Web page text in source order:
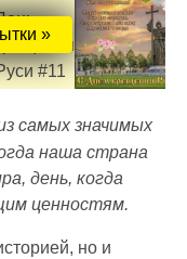
»
самых значимых
наша страна
день, когда
ценностям.
но и